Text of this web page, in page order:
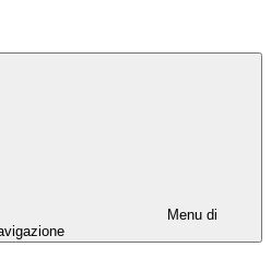
Menu di